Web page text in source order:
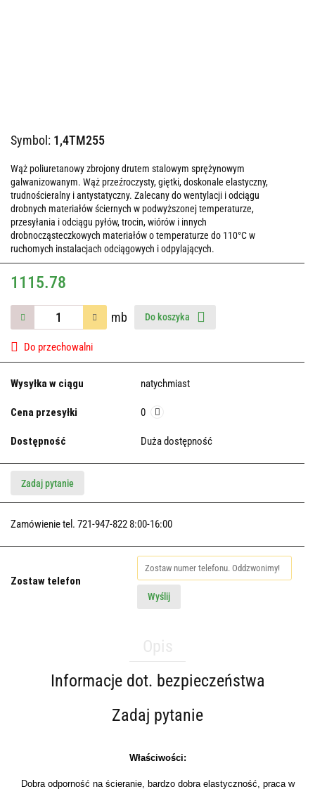
Symbol: 1,4TM255
Wąż poliuretanowy zbrojony drutem stalowym sprężynowym
galwanizowanym. Wąż przeźroczysty, giętki, doskonale elastyczny,
trudnościeralny i antystatyczny. Zalecany do wentylacji i odciągu
drobnych materiałów ściernych w podwyższonej temperaturze,
przesyłania i odciągu pyłów, trocin, wiórów i innych
drobnocząsteczkowych materiałów o temperaturze do 110°C w
ruchomych instalacjach odciągowych i odpylających.
1115.78
mb Do koszyka
Do przechowalni
Wysyłka w ciągu natychmiast
Cena przesyłki 0
Dostępność Duża dostępność
Zadaj pytanie
Zamówienie tel. 721-947-822 8:00-16:00
Zostaw telefon
Wyślij
Informacje dot. bezpieczeństwa
Zadaj pytanie
Właściwości:
Dobra odporność na ścieranie, bardzo dobra elastyczność, praca w